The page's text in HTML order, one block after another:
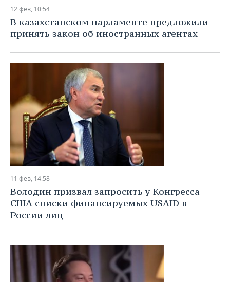
12 фев, 10:54
В казахстанском парламенте предложили
принять закон об иностранных агентах
11 фев, 14:58
Володин призвал запросить у Конгресса
США списки финансируемых USAID в
России лиц